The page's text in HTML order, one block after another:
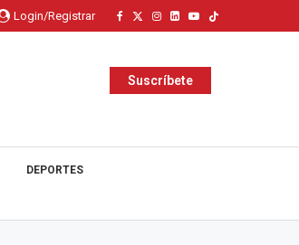
Login/Registrar
Suscríbete
DEPORTES